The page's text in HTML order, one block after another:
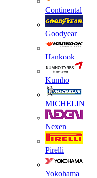
Continental
Goodyear
Hankook
Kumho
MICHELIN
Nexen
Pirelli
Yokohama